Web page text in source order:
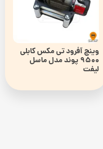
وینچ آفرود تی مکس کابلی
9500 پوند مدل ماسل
لیفت